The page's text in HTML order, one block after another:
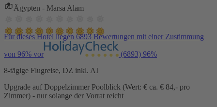
Ägypten - Marsa Alam
Für dieses Hotel liegen 6893 Bewertungen mit einer Zustimmung
von 96% vor (6893) 96%
8-tägige Flugreise, DZ inkl. AI
Upgrade auf Doppelzimmer Poolblick (Wert: € ca. € 84,- pro
Zimmer) - nur solange der Vorrat reicht